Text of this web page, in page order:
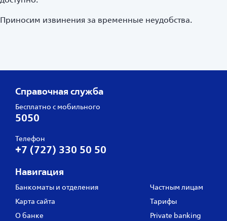
Приносим извинения за временные неудобства.
Справочная служба
Бесплатно с мобильного
5050
Телефон
+7 (727) 330 50 50
Навигация
Банкоматы и отделения
Карта сайта
О банке
Частным лицам
Тарифы
Private banking